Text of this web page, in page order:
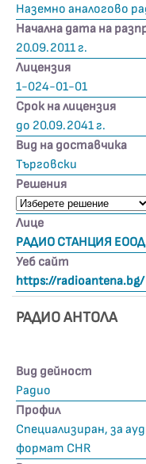
Наземно аналогово
Начална дата на
20.09.2011 г.
Лицензия
1-024-01-01
Срок на лицензия
до 20.09.2041 г.
Вид на доставчика
Търговски
Решения
Лице
РАДИО СТАНЦИЯ ЕООД
Уеб сайт
https://radioantena.bg/
РАДИО АНТОЛА
Вид дейност
Радио
Профил
Специализиран, за
формат CHR